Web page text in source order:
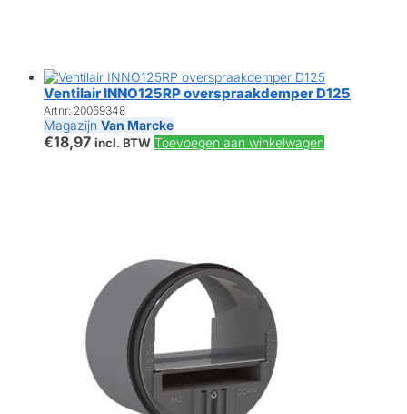
Ventilair INNO125RP overspraakdemper D125
Artnr: 20069348
Magazijn Van Marcke
€18,97 incl. BTW Toevoegen aan winkelwagen